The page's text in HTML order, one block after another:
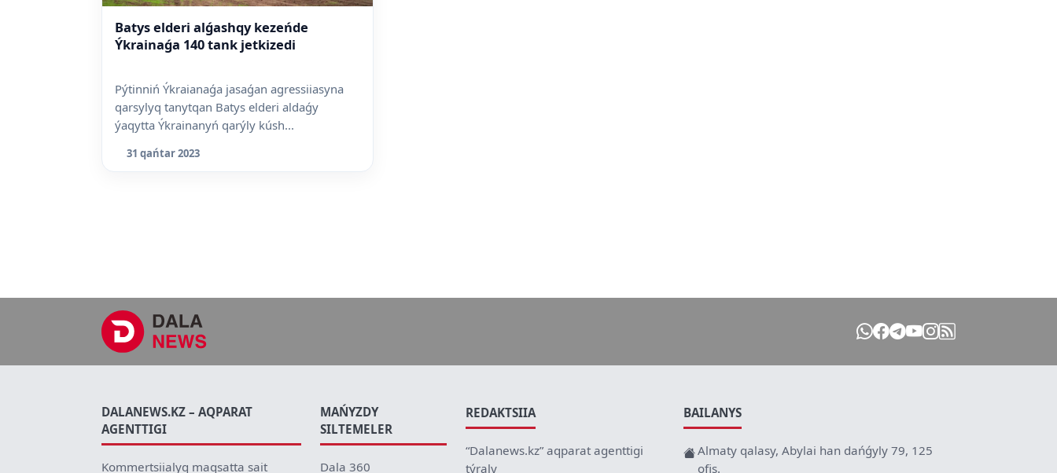
Batys elderi alǵashqy kezeńde
Ýkrainaǵa 140 tank jetkizedi
Pýtinniń Ýkraianaǵa jasaǵan agressiiasyna
qarsylyq tanytqan Batys elderi aldaǵy
ýaqytta Ýkrainanyń qarýly kúsh...
31 qańtar 2023
DALANEWS.KZ – AQPARAT
AGENTTIGI
Kommertsiialyq maqsatta sait
MAŃYZDY
SILTEMELER
Dala 360
REDAKTSIIA
“Dalanews.kz” aqparat agenttigi
týraly
BAILANYS
Almaty qalasy, Abylai han dańǵyly 79, 125
ofis.